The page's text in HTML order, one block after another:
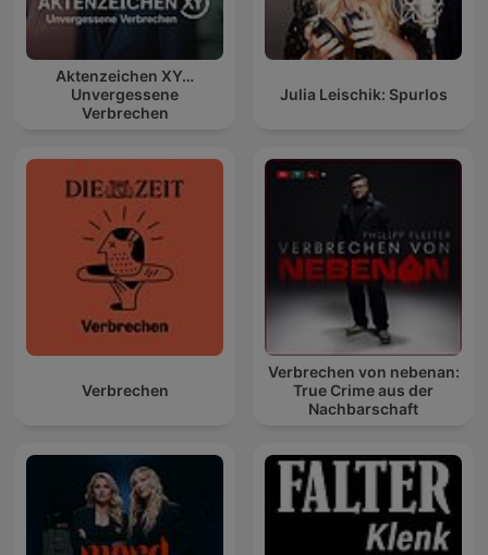
Aktenzeichen XY…
Unvergessene
Verbrechen
Julia Leischik: Spurlos
Verbrechen
Verbrechen von nebenan:
True Crime aus der
Nachbarschaft